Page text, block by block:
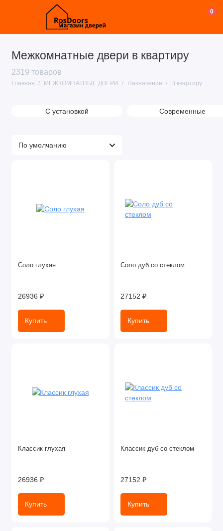
0
Межкомнатные двери в квартиру
2319 товаров
Главная МЕЖКОМНАТНЫЕ ДВЕРИ Назначение В квартиру
С установкой Современные
Соло глухая
26936 ₽
Купить
Соло дуб со стеклом
27152 ₽
Купить
Классик глухая
26936 ₽
Купить
Классик дуб со стеклом
27152 ₽
Купить